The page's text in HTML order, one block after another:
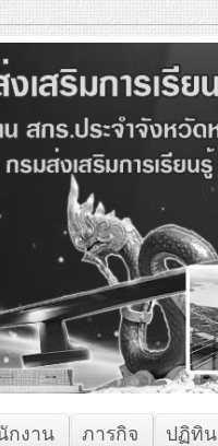
กงาน ภารกิจ ปฏิทิ